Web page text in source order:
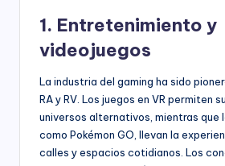
1. Entretenimiento y
videojuegos
La industria del gaming ha sido
RA y RV. Los juegos en VR permiten
universos alternativos, mientras que
como Pokémon GO, llevan la
calles y espacios cotidianos. Los